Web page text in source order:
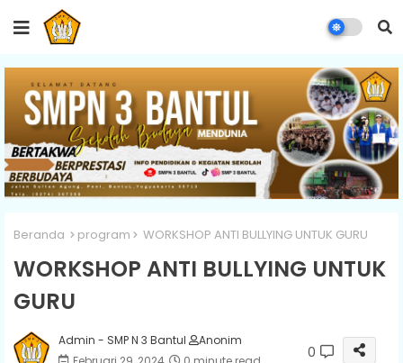
Beranda program WORKSHOP ANTI BULLYING UNTUK GURU
WORKSHOP ANTI BULLYING UNTUK
GURU
Admin - SMP N 3 Bantul
Anonim
0